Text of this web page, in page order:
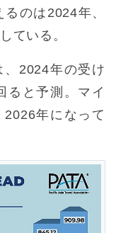
のは2024年、
ている。
2024年の受け
ると予測。マイ
年になって